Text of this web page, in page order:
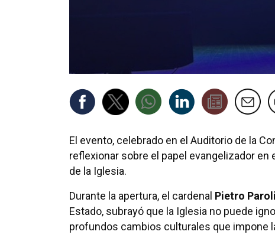
El evento, celebrado en el Auditorio de la
reflexionar sobre el papel evangelizador
de la Iglesia.
Durante la apertura, el cardenal Pietro
Estado, subrayó que la Iglesia no puede
profundos cambios culturales que impone